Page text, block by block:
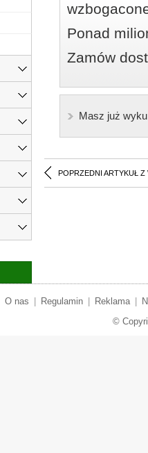
Ponad
Zamów
Masz już
POPRZEDNI ARTYKUŁ Z
O nas Regulamin Reklama
©